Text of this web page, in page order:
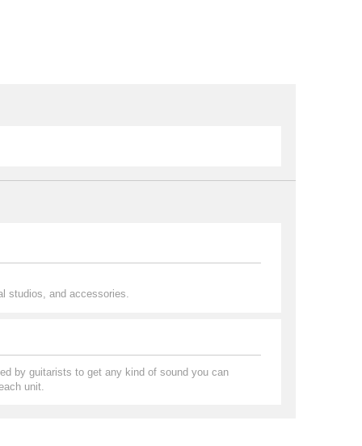
studios, and accessories.
by guitarists to get any kind of sound you can
unit.